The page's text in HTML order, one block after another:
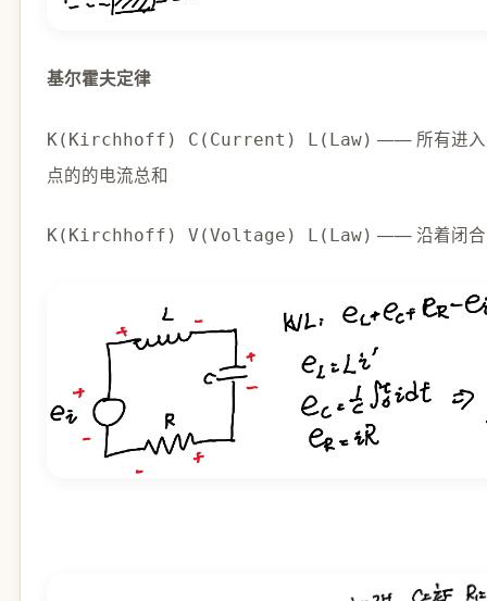
基尔霍夫定律
K(Kirchhoff) C(Current) L(Law) —— 所有进入
点的的电流总和
K(Kirchhoff) V(Voltage) L(Law) —— 沿着闭合